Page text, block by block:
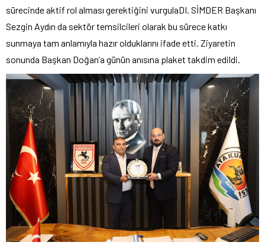
sürecinde aktif rol alması gerektiğini vurgulaDI. SİMDER Başkanı
Sezgin Aydın da sektör temsilcileri olarak bu sürece katkı
sunmaya tam anlamıyla hazır olduklarını ifade etti. Ziyaretin
sonunda Başkan Doğan’a günün anısına plaket takdim edildi.